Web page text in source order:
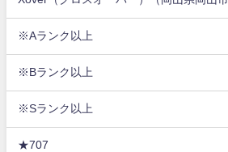
※Aランク以上
※Bランク以上
※Sランク以上
★707